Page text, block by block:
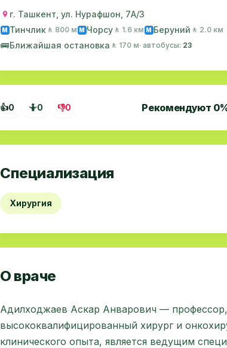
г. Ташкент, ул. Нурафшон, 7А/3
M Тинчлик 🚶 800 м M Чорсу 🚶 1.6 км M Беруний 🚶 2.0 км
🚌Ближайшая остановка 🚶 170 м· автобусы: 23
👍0 🤷0 👎0 Рекомендуют 0
Специализация
Хирургия
О враче
Адилходжаев Аскар Анварович — профессор,
высококвалифицированный хирург и
клинического опыта, является ведущим